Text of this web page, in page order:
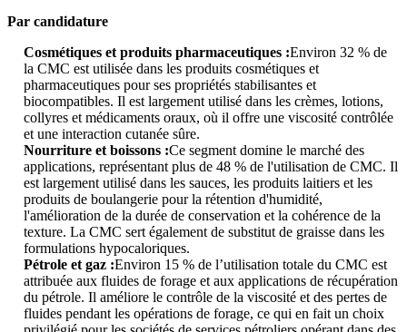
Par candidature
Cosmétiques et produits pharmaceutiques :Environ 32 % de
la CMC est utilisée dans les produits cosmétiques et
pharmaceutiques pour ses propriétés stabilisantes et
biocompatibles. Il est largement utilisé dans les crèmes, lotions,
collyres et médicaments oraux, où il offre une viscosité contrôlée
et une interaction cutanée sûre.
Nourriture et boissons :Ce segment domine le marché des
applications, représentant plus de 48 % de l'utilisation de CMC. Il
est largement utilisé dans les sauces, les produits laitiers et les
produits de boulangerie pour la rétention d'humidité,
l'amélioration de la durée de conservation et la cohérence de la
texture. La CMC sert également de substitut de graisse dans les
formulations hypocaloriques.
Pétrole et gaz :Environ 15 % de l’utilisation totale du CMC est
attribuée aux fluides de forage et aux applications de récupération
du pétrole. Il améliore le contrôle de la viscosité et des pertes de
fluides pendant les opérations de forage, ce qui en fait un choix